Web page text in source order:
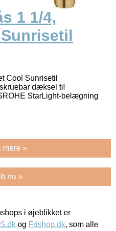
1 1/4,
Cool Sunrisetil
dæksel til
StarLight-belægning
mere »
nu »
i øjeblikket er
og Frishop.dk, som alle